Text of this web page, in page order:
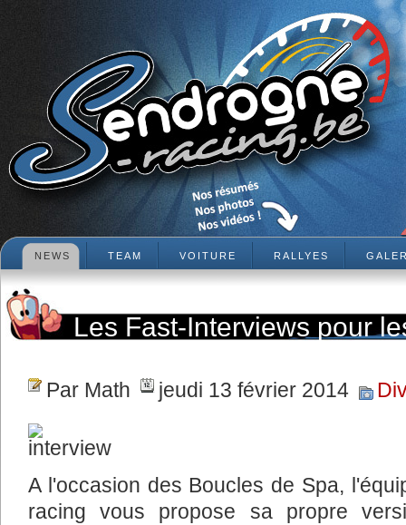
NEWS TEAM VOITURE RALLYES
Les Fast-Interviews pour
Par Math jeudi 13 février 2014
A l'occasion des Boucles de Spa,
racing vous propose sa propre